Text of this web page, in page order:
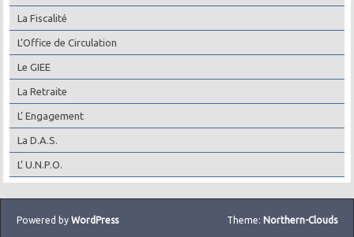
La Fiscalité
L’Office de Circulation
Le GIEE
La Retraite
L’ Engagement
La D.A.S.
L’ U.N.P.O.
Theme: Northern-Clouds
Powered by WordPress